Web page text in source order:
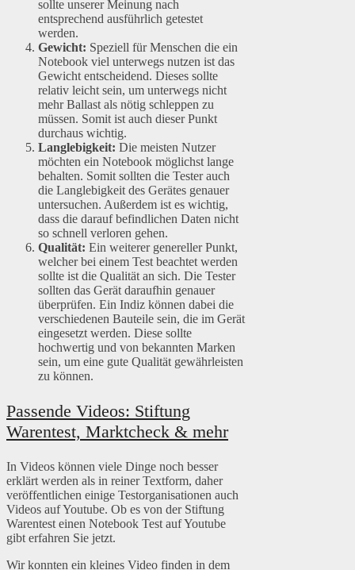
sollte unserer Meinung nach
entsprechend ausführlich getestet
werden.
Gewicht: Speziell für Menschen die ein
Notebook viel unterwegs nutzen ist das
Gewicht entscheidend. Dieses sollte
relativ leicht sein, um unterwegs nicht
mehr Ballast als nötig schleppen zu
müssen. Somit ist auch dieser Punkt
durchaus wichtig.
Langlebigkeit: Die meisten Nutzer
möchten ein Notebook möglichst lange
behalten. Somit sollten die Tester auch
die Langlebigkeit des Gerätes genauer
untersuchen. Außerdem ist es wichtig,
dass die darauf befindlichen Daten nicht
so schnell verloren gehen.
Qualität: Ein weiterer genereller Punkt,
welcher bei einem Test beachtet werden
sollte ist die Qualität an sich. Die Tester
sollten das Gerät daraufhin genauer
überprüfen. Ein Indiz können dabei die
verschiedenen Bauteile sein, die im Gerät
eingesetzt werden. Diese sollte
hochwertig und von bekannten Marken
sein, um eine gute Qualität gewährleisten
zu können.
Passende Videos: Stiftung
Warentest, Marktcheck & mehr
In Videos können viele Dinge noch besser
erklärt werden als in reiner Textform, daher
veröffentlichen einige Testorganisationen auch
Videos auf Youtube. Ob es von der Stiftung
Warentest einen Notebook Test auf Youtube
gibt erfahren Sie jetzt.
Wir konnten ein kleines Video finden in dem